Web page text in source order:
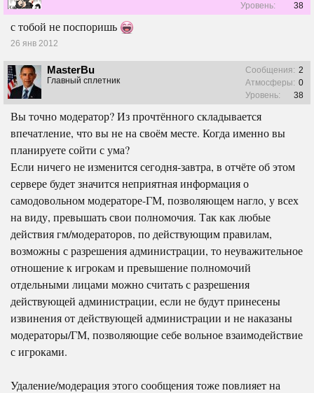
Уровень:
38
с тобой не поспоришь
26 янв 2012
MasterBu
Главный сплетник
Сообщения: 2
Атмосферы: 0
Уровень:
38
Вы точно модератор? Из прочтённого складывается
впечатление, что вы не на своём месте. Когда именно вы
планируете сойти с ума?
Если ничего не изменится сегодня-завтра, в отчёте об этом
сервере будет значится неприятная информация о
самодовольном модераторе-ГМ, позволяющем нагло, у всех
на виду, превышать свои полномочия. Так как любые
действия гм/модераторов, по действующим правилам,
возможны с разрешения администрации, то неуважительное
отношение к игрокам и превышение полномочий
отдельными лицами можно считать с разрешения
действующей администрации, если не будут принесены
извинения от действующей администрации и не наказаны
модераторы/ГМ, позволяющие себе вольное взаимодействие
с игроками.
Удаление/модерация этого сообщения тоже повлияет на